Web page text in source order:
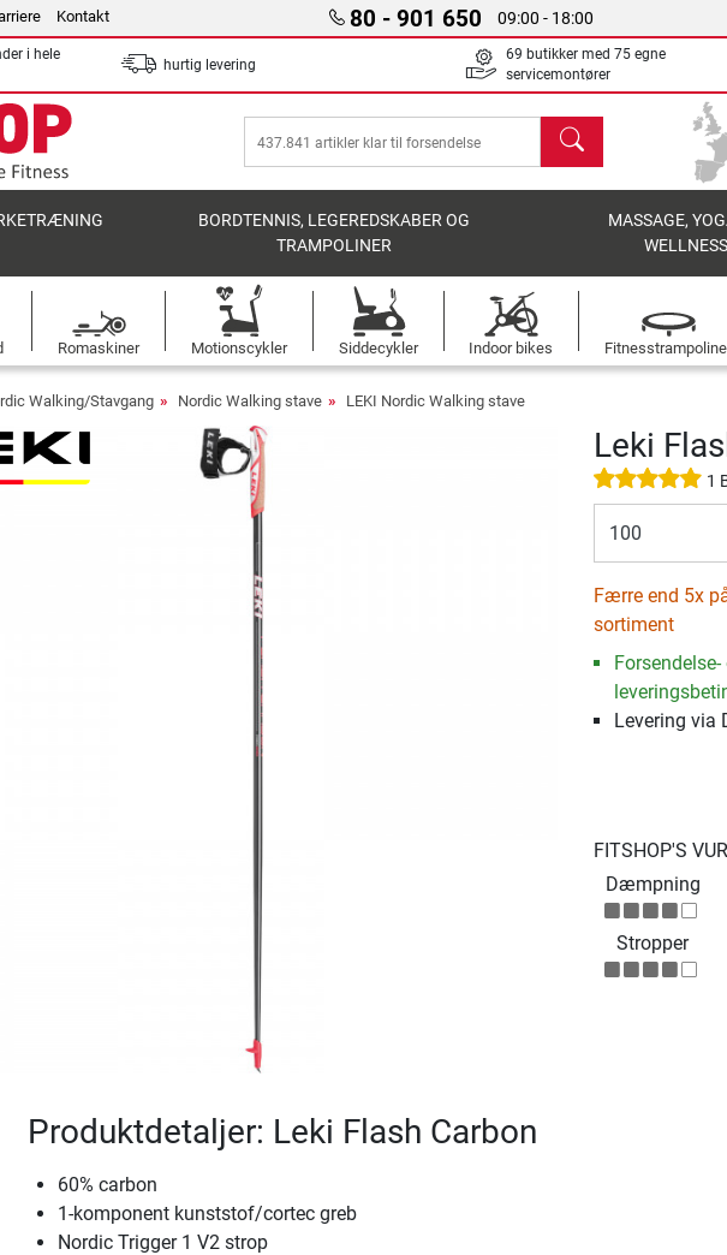
Kontakt 80 - 901 650 09:00 - 18:00
i hele
hurtig levering
69 butikker med 75 egne
servicemontører
søg
BORDTENNIS, LEGEREDSKABER OG
TRAMPOLINER
MASSAGE,
Romaskiner Motionscykler Siddecykler Indoor bikes
Walking/Stavgang Nordic Walking stave LEKI Nordic Walking stave
Leki
1
100
Færre end 5x
sortiment
Forsendelse-
Levering via
FITSHOP'S
Dæmpning
Stropper
Produktdetaljer: Leki Flash Carbon
60% carbon
1-komponent kunststof/cortec greb
Nordic Trigger 1 V2 strop